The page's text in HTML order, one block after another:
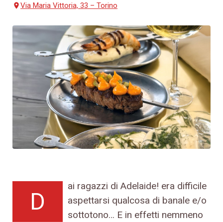
placeVia Maria Vittoria, 33 – Torino
D
ai ragazzi di Adelaide! era difficile
aspettarsi qualcosa di banale e/o
sottotono… E in effetti nemmeno